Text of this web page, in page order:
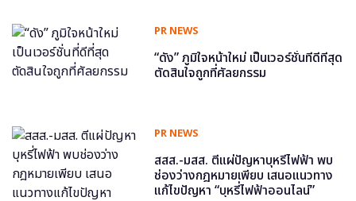
PR NEWS
“ดัง” ภูมิใจหน้าใหม่ เป็นเวอร์ชั่นที่ดีที่สุด
ตัดสินใจถูกที่ศัลยกรรม
PR NEWS
สสส.-มสส. ตีแผ่ปัญหาบุหรี่ไฟฟ้า พบ
ช่องว่างกฎหมายเพียบ เสนอแนวทาง
แก้ไขปัญหา “บุหรี่ไฟฟ้าออนไลน์”